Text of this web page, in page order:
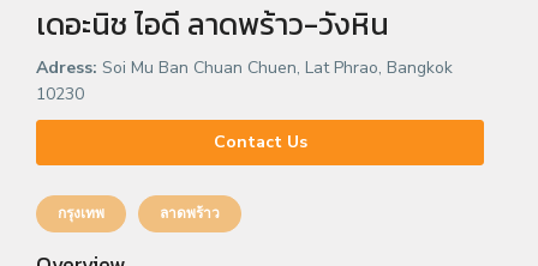
เดอะนิช ไอดี ลาดพร้าว-วังหิน
Adress: Soi Mu Ban Chuan Chuen, Lat Phrao, Bangkok
10230
Contact Us
กรุงเทพ ลาดพร้าว